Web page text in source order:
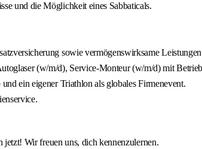
und die Möglichkeit eines Sabbaticals.
sowie vermögenswirksame
(w/m/d), Service-Monteur (w/m/d) mit
ein eigener Triathlon als globales Firmenevent.
Wir freuen uns, dich kennenzulernen.